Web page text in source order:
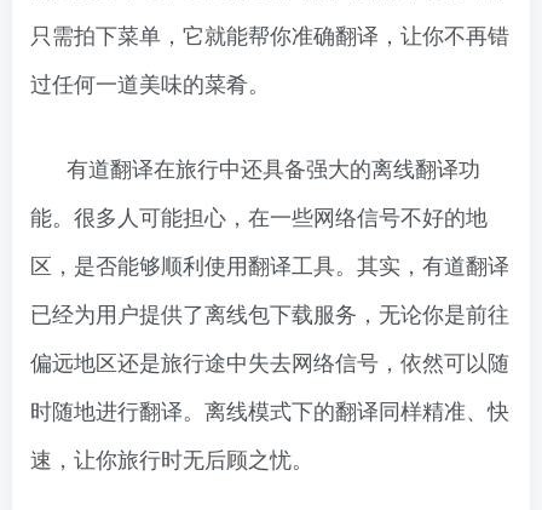
只需拍下菜单，它就能帮你准确翻译，让你不再错
过任何一道美味的菜肴。
有道翻译在旅行中还具备强大的离线翻译功
能。很多人可能担心，在一些网络信号不好的地
区，是否能够顺利使用翻译工具。其实，有道翻译
已经为用户提供了离线包下载服务，无论你是前往
偏远地区还是旅行途中失去网络信号，依然可以随
时随地进行翻译。离线模式下的翻译同样精准、快
速，让你旅行时无后顾之忧。